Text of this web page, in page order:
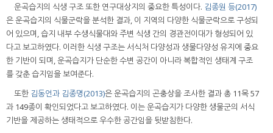
운곡습지의 식생 구조 또한 연구대상지의 중요한 특성이다. 김종원 등(2017)
은 운곡습지의 식물군락을 분석한 결과, 이 지역의 다양한 식물군락으로 구성되
어 있으며, 습지 내부 수생식물대와 주변 식생 간의 경관전이대가 형성되어 있
다고 보고하였다. 이러한 식생 구조는 서식처 다양성과 생물다양성 유지에 중요
한 기반이 되며, 운곡습지가 단순한 수변 공간이 아니라 복합적인 생태계 구조
를 갖춘 습지임을 보여준다.
또한 김동언과 김종명(2013)은 운곡습지의 곤충상을 조사한 결과 총 11목 57
과 149종이 확인되었다고 보고하였다. 이는 운곡습지가 다양한 생물군의 서식
기반을 제공하는 생태적으로 우수한 공간임을 뒷받침한다.